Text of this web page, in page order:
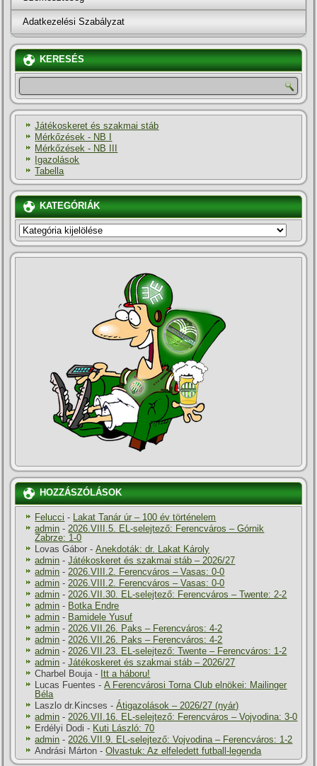
Adatkezelési Szabályzat
KERESÉS
Játékoskeret és szakmai stáb
Mérkőzések - NB I
Mérkőzések - NB III
Igazolások
Tabella
KATEGÓRIÁK
KATEGÓRIÁK
HOZZÁSZÓLÁSOK
Felucci - Lakat Tanár úr – 100 év történelem
admin -2026.VIII.5. EL-selejtező: Ferencváros – Górnik
Zabrze: 1-0
Lovas Gábor -Anekdoták: dr. Lakat Károly
admin -Játékoskeret és szakmai stáb – 2026/27
admin -2026.VIII.2. Ferencváros – Vasas: 0-0
admin -2026.VIII.2. Ferencváros – Vasas: 0-0
admin -2026.VII.30. EL-selejtező: Ferencváros – Twente: 2-2
admin - Botka Endre
admin - Bamidele Yusuf
admin -2026.VII.26. Paks – Ferencváros: 4-2
admin -2026.VII.26. Paks – Ferencváros: 4-2
admin -2026.VII.23. EL-selejtező: Twente – Ferencváros: 1-2
admin -Játékoskeret és szakmai stáb – 2026/27
Charbel Bouja- Itt a háboru!
Lucas Fuentes -A Ferencvárosi Torna Club elnökei: Mailinger
Béla
Laszlo dr.Kincses -Átigazolások – 2026/27 (nyár)
admin -2026.VII.16. EL-selejtező: Ferencváros – Vojvodina: 3-0
Erdélyi Dodi - Kuti László: 70
admin -2026.VII.9. EL-selejtező: Vojvodina – Ferencváros: 1-2
Andrási Márton -Olvastuk: Az elfeledett futball-legenda